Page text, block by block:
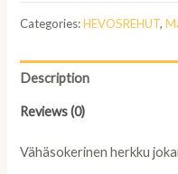
Categories:HEVOSREHUT,
Description
Reviews (0)
Vähäsokerinen herkku